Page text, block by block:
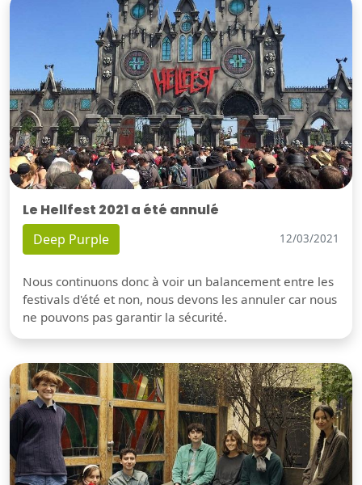
Le Hellfest 2021 a été annulé
Deep Purple 12/03/2021
Nous continuons donc à voir un balancement entre les
festivals d'été et non, nous devons les annuler car nous
ne pouvons pas garantir la sécurité.